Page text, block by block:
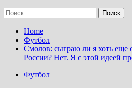
Найти:
Home
Футбол
Смолов: сыграю ли я хоть еще
России? Нет. Я с этой идеей
Футбол